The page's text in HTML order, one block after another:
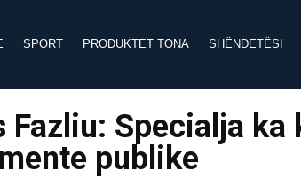
SPORT PRODUKTET TONA SHËNDETËSI
Specialja ka
publike